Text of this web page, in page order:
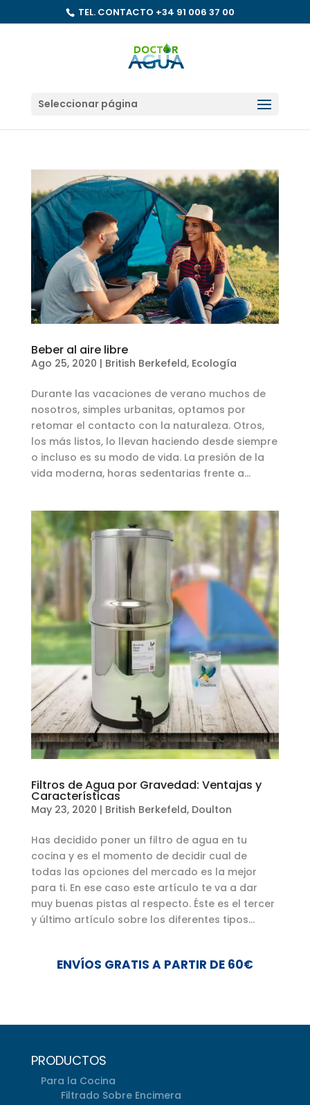
TEL. CONTACTO +34 91 006 37 00
Seleccionar página
Beber al aire libre
Ago 25, 2020 | British Berkefeld, Ecología
Durante las vacaciones de verano muchos de
nosotros, simples urbanitas, optamos por
retomar el contacto con la naturaleza. Otros,
los más listos, lo llevan haciendo desde siempre
o incluso es su modo de vida. La presión de la
vida moderna, horas sedentarias frente a...
Filtros de Agua por Gravedad: Ventajas y
Características
May 23, 2020 | British Berkefeld, Doulton
Has decidido poner un filtro de agua en tu
cocina y es el momento de decidir cual de
todas las opciones del mercado es la mejor
para ti. En ese caso este artículo te va a dar
muy buenas pistas al respecto. Éste es el tercer
y último artículo sobre los diferentes tipos...
ENVÍOS GRATIS A PARTIR DE 60€
PRODUCTOS
Para la Cocina
Filtrado Sobre Encimera